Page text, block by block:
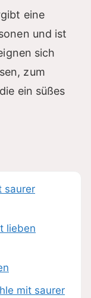
eine
und ist
sich
zum
ein süßes
saurer
lieben
mit saurer